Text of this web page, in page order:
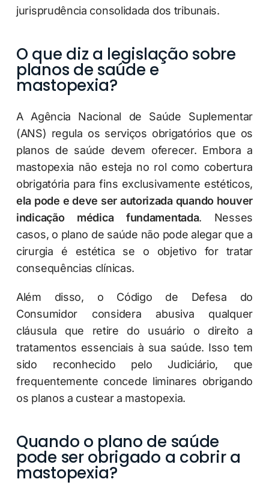
jurisprudência consolidada dos tribunais.
O que diz a legislação sobre
planos de saúde e
mastopexia?
A Agência Nacional de Saúde Suplementar
(ANS) regula os serviços obrigatórios que os
planos de saúde devem oferecer. Embora a
mastopexia não esteja no rol como cobertura
obrigatória para fins exclusivamente estéticos,
ela pode e deve ser autorizada quando houver
indicação médica fundamentada. Nesses
casos, o plano de saúde não pode alegar que a
cirurgia é estética se o objetivo for tratar
consequências clínicas.
Além disso, o Código de Defesa do
Consumidor considera abusiva qualquer
cláusula que retire do usuário o direito a
tratamentos essenciais à sua saúde. Isso tem
sido reconhecido pelo Judiciário, que
frequentemente concede liminares obrigando
os planos a custear a mastopexia.
Quando o plano de saúde
pode ser obrigado a cobrir a
mastopexia?